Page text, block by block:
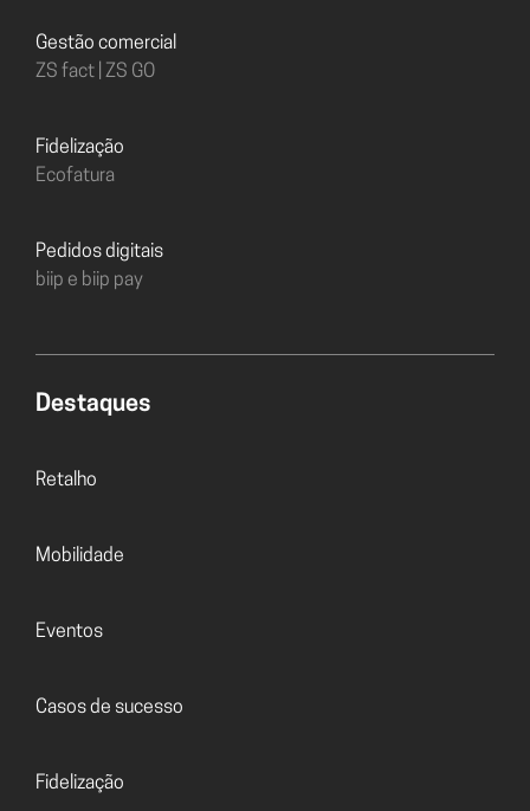
Gestão comercial
ZS fact | ZS GO
Fidelização
Ecofatura
Pedidos digitais
biip e biip pay
Destaques
Retalho
Mobilidade
Eventos
Casos de sucesso
Fidelização